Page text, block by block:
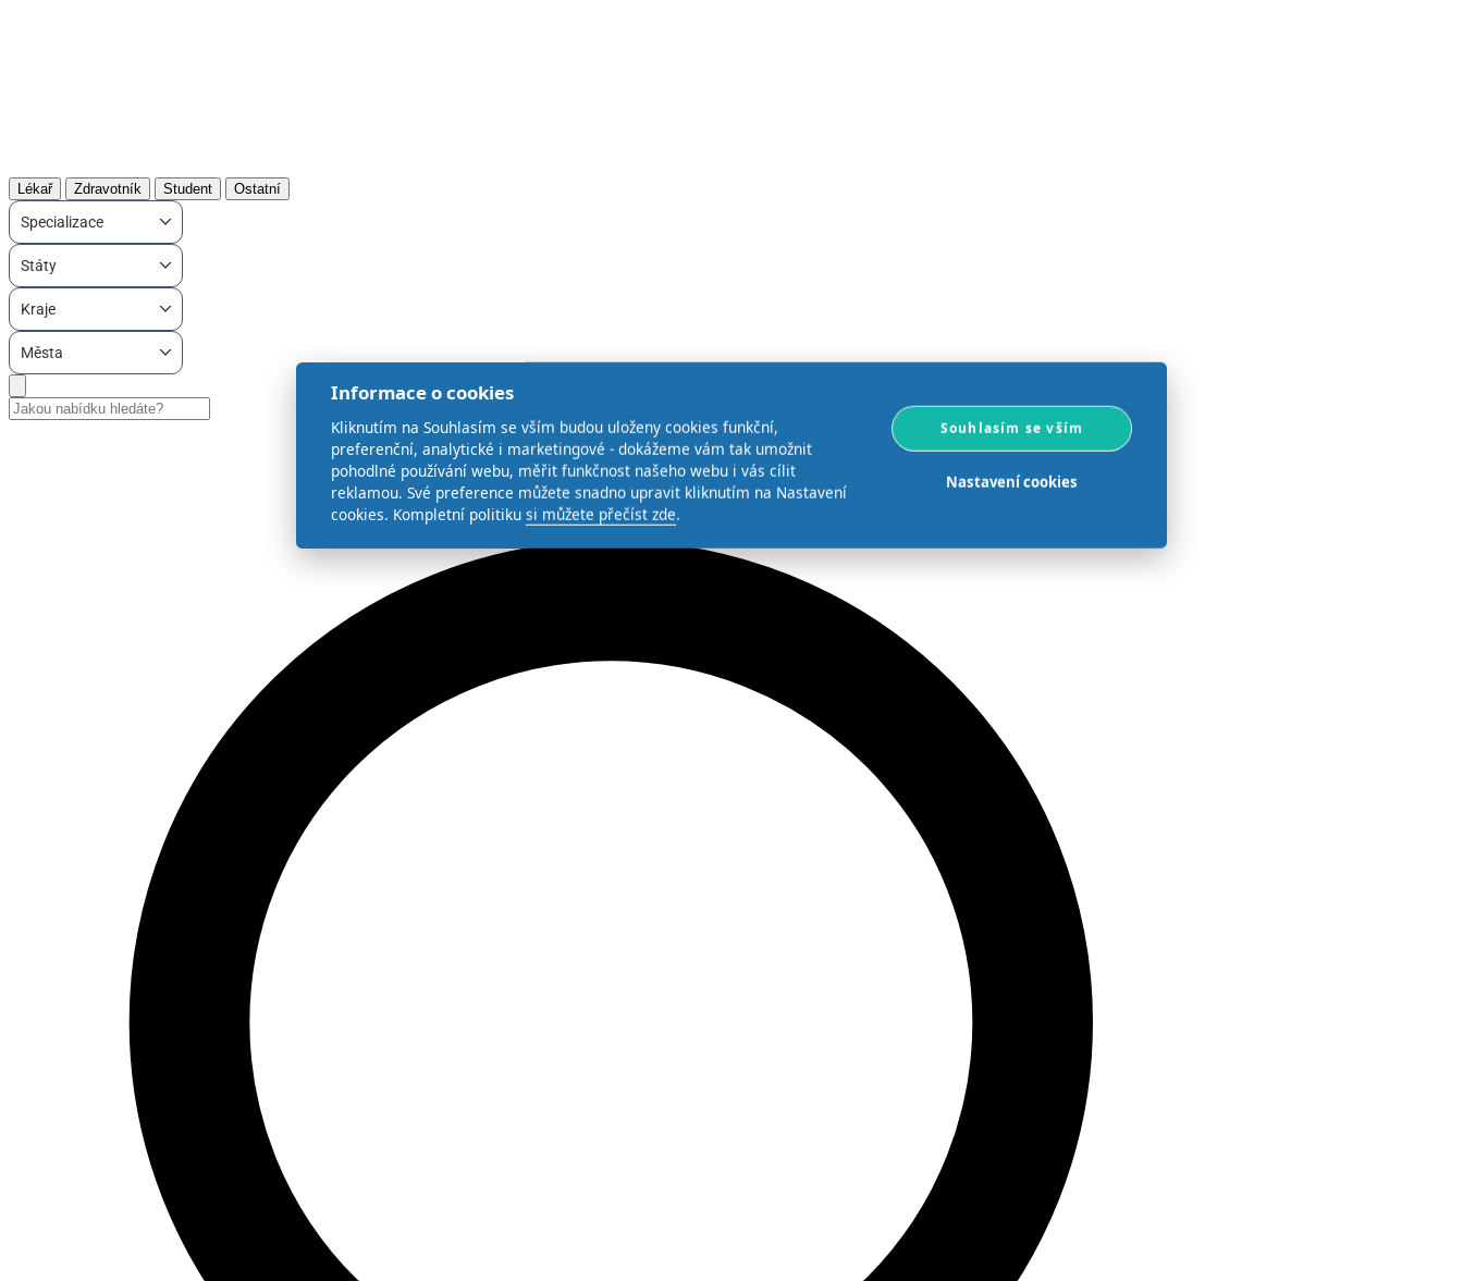
Lékař Zdravotník Student Ostatní
Specializace
Státy
Kraje
Města
Informace o cookies
Kliknutím na Souhlasím se vším budou uloženy cookies funkční,
preferenční, analytické i marketingové - dokážeme vám tak umožnit
pohodlné používání webu, měřit funkčnost našeho webu i vás cílit
reklamou. Své preference můžete snadno upravit kliknutím na Nastavení
cookies. Kompletní politiku si můžete přečíst zde.
Souhlasím se vším
Nastavení cookies